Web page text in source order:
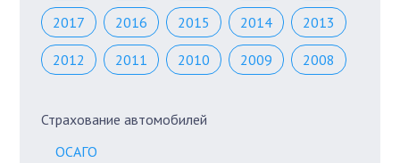
2017 2016 2015 2014 2013
2012 2011 2010 2009 2008
Страхование автомобилей
ОСАГО